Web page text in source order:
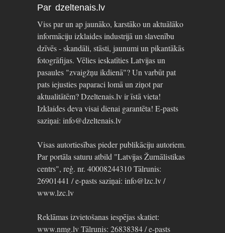
Par dzeltenais.lv
Viss par un ap jaunāko, karstāko un aktuālāko
informāciju izklaides industrijā un slavenību
dzīvēs - skandāli, stāsti, jaunumi un pikantākās
fotogrāfijas. Vēlies ieskatīties Latvijas un
pasaules "zvaigžņu ikdienā"? Un varbūt pat
pats iejusties paparaci lomā un ziņot par
aktualitātēm? Dzeltenais.lv ir īstā vieta!
Izklaides deva visai dienai garantēta! E-pasts
saziņai: info@dzeltenais.lv
Visas autortiesības pieder publikāciju autoriem.
Par portāla saturu atbild "Latvijas Žurnālistikas
centrs", reģ. nr. 40008244310 Tālrunis:
26901441 / e-pasts saziņai: info@lzc.lv /
www.lzc.lv
Reklāmas izvietošanas iespējas skatiet:
www.nmg.lv Tālrunis: 26838384 / e-pasts